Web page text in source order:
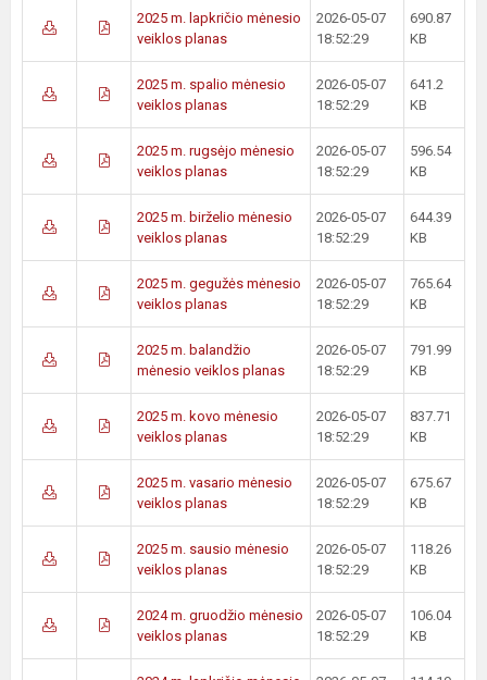
2025 m. lapkričio mėnesio
veiklos planas
2026-05-07
18:52:29
690.87
KB
2025 m. spalio mėnesio
veiklos planas
2026-05-07
18:52:29
641.2
KB
2025 m. rugsėjo mėnesio
veiklos planas
2026-05-07
18:52:29
596.54
KB
2025 m. birželio mėnesio
veiklos planas
2026-05-07
18:52:29
644.39
KB
2025 m. gegužės mėnesio
veiklos planas
2026-05-07
18:52:29
765.64
KB
2025 m. balandžio
mėnesio veiklos planas
2026-05-07
18:52:29
791.99
KB
2025 m. kovo mėnesio
veiklos planas
2026-05-07
18:52:29
837.71
KB
2025 m. vasario mėnesio
veiklos planas
2026-05-07
18:52:29
675.67
KB
2025 m. sausio mėnesio
veiklos planas
2026-05-07
18:52:29
118.26
KB
2024 m. gruodžio mėnesio
veiklos planas
2026-05-07
18:52:29
106.04
KB